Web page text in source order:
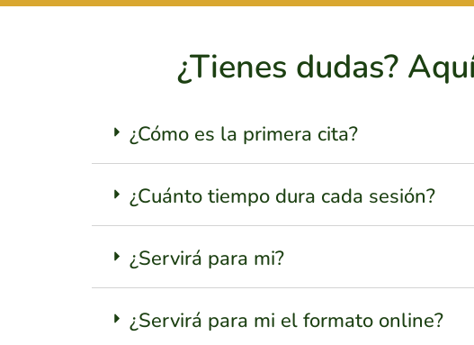
¿Tienes dudas?
¿Cómo es la primera cita?
¿Cuánto tiempo dura cada sesión?
¿Servirá para mi?
¿Servirá para mi el formato online?